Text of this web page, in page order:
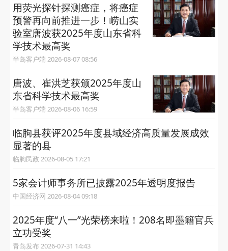
用荧光探针探测癌症，将癌症
预警再向前推进一步！崂山实
验室唐波获2025年度山东省科
学技术最高奖
半岛客户端 2026-08-07 08:56
唐波、崔洪芝获颁2025年度山
东省科学技术最高奖
半岛客户端 2026-08-06 16:59
临朐县获评2025年度县域经济高质量发展成效
显著的县
临朐民政 2026-08-05 17:21
5家会计师事务所已披露2025年透明度报告
中国经济网 2026-08-04 09:18
2025年度“八一”光荣榜来啦！208名即墨籍官兵
立功受奖
青岛发布 2026-07-31 14:43